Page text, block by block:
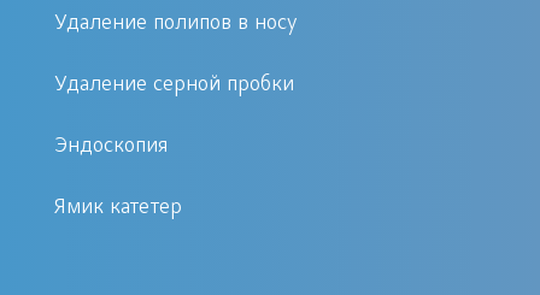
оборудования, включая эндоскопию
визуализировать голосовые складки и
качественно и точно определить
причину проблемы – будь то
Удаление полипов в носу
Удаление серной пробки
Эндоскопия
Ямик катетер